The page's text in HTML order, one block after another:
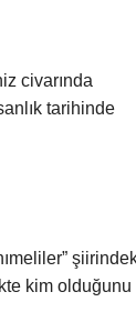
civarında
tarihinde
kim olduğunu